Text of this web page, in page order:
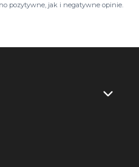
pozytywne, jak i negatywne opinie.